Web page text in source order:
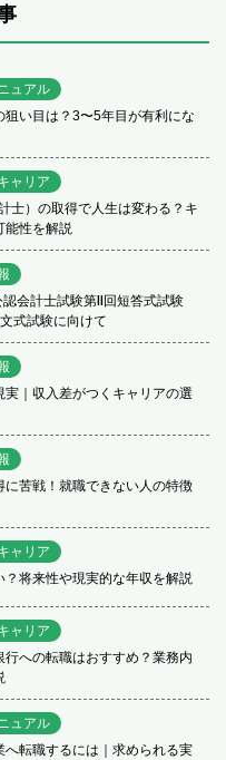
ュアル
狙い目は？3〜5年目が有利にな
ャリア
士）の取得で人生は変わる？キ
能性を解説
認会計士試験第Ⅱ回短答式試験
式試験に向けて
｜収入差がつくキャリアの選
に苦戦！就職できない人の特徴
ャリア
？将来性や現実的な年収を解説
ャリア
への転職はおすすめ？業務内
ュアル
へ転職するには｜求められる実